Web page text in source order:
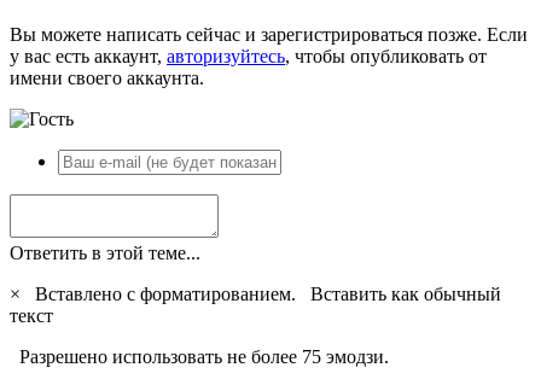
Вы можете написать сейчас и зарегистрироваться позже. Если
у вас есть аккаунт, авторизуйтесь, чтобы опубликовать от
имени своего аккаунта.
Ответить в этой теме...
×
Вставлено с форматированием. Вставить как обычный
текст
Разрешено использовать не более 75 эмодзи.